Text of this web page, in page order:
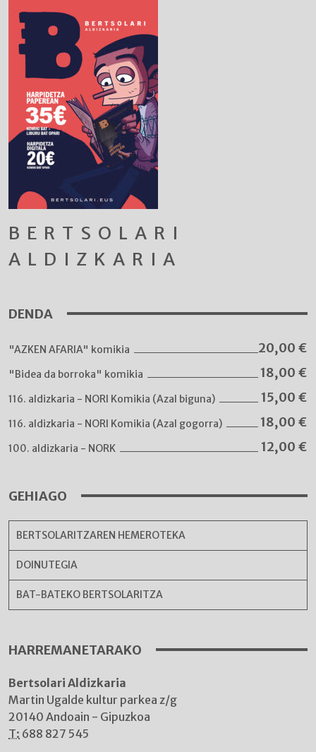
BERTSOLARI
ALDIZKARIA
DENDA
"AZKEN AFARIA" komikia 20,00 €
"Bidea da borroka" komikia 18,00 €
116. aldizkaria - NORI Komikia (Azal biguna) 15,00 €
116. aldizkaria - NORI Komikia (Azal gogorra) 18,00 €
100. aldizkaria - NORK 12,00 €
GEHIAGO
BERTSOLARITZAREN HEMEROTEKA
DOINUTEGIA
BAT-BATEKO BERTSOLARITZA
HARREMANETARAKO
Bertsolari Aldizkaria
Martin Ugalde kultur parkea z/g
20140 Andoain - Gipuzkoa
T: 688 827 545